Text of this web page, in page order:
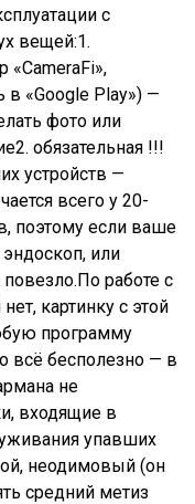
с
вещей:1.
«CameraFi»,
в «Google Play») —
фото или
обязательная !!!
устройств —
всего у 20-
поэтому если ваше
эндоскоп, или
работе с
картинку с этой
программу
всё бесполезно — в
не
входящие в
упавших
неодимовый (он
средний метиз